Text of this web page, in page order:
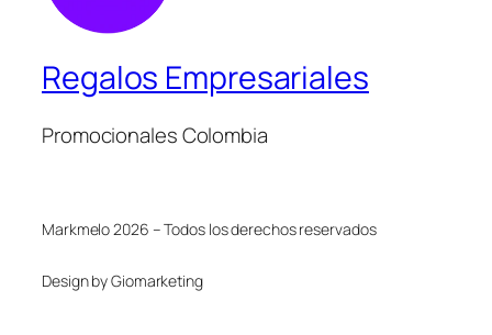
Regalos Empresariales
Promocionales Colombia
Markmelo 2026 – Todos los derechos reservados
Design by Giomarketing